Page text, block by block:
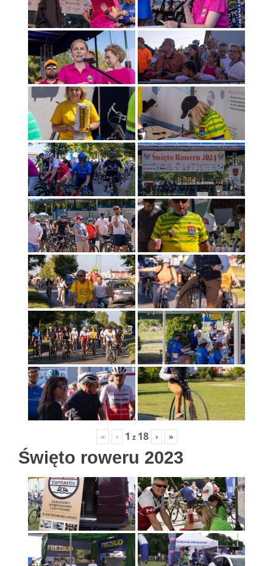
« ‹ 1 z 18 › »
Święto roweru 2023